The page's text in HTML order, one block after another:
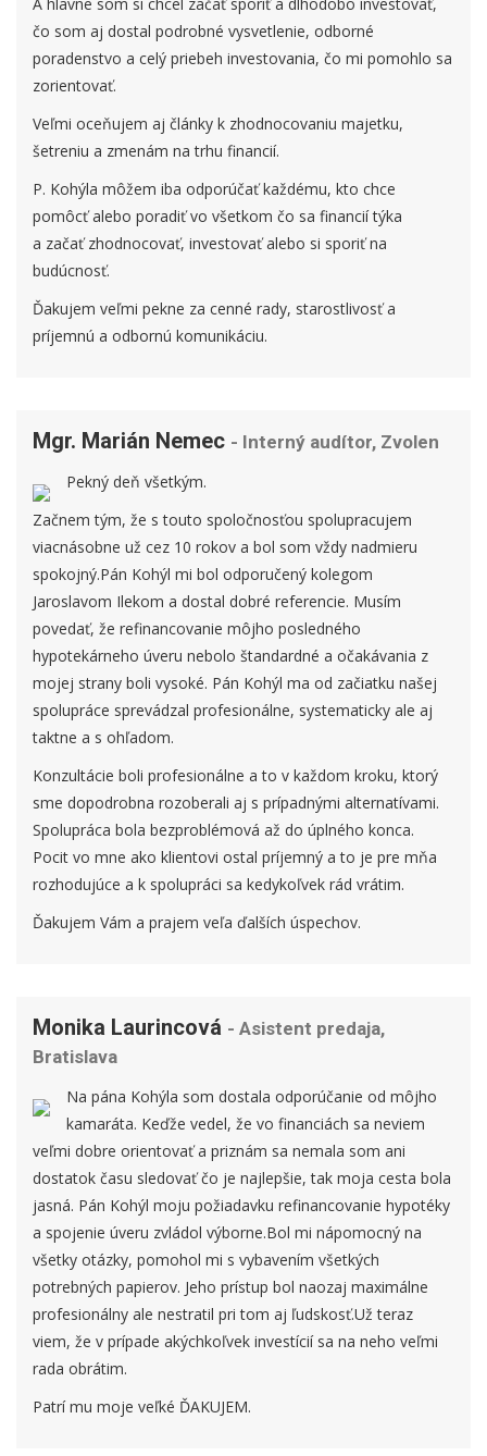
čo som aj dostal podrobné vysvetlenie, odborné
poradenstvo a celý priebeh investovania, čo mi pomohlo sa
zorientovať.
Veľmi oceňujem aj články k zhodnocovaniu majetku,
šetreniu a zmenám na trhu financií.
P. Kohýla môžem iba odporúčať každému, kto chce
pomôcť alebo poradiť vo všetkom čo sa financií týka
a začať zhodnocovať, investovať alebo si sporiť na
budúcnosť.
Ďakujem veľmi pekne za cenné rady, starostlivosť a
príjemnú a odbornú komunikáciu.
Mgr. Marián Nemec - Interný audítor, Zvolen
Pekný deň všetkým.
Začnem tým, že s touto spoločnosťou spolupracujem
viacnásobne už cez 10 rokov a bol som vždy nadmieru
spokojný.Pán Kohýl mi bol odporučený kolegom
Jaroslavom Ilekom a dostal dobré referencie. Musím
povedať, že refinancovanie môjho posledného
hypotekárneho úveru nebolo štandardné a očakávania z
mojej strany boli vysoké. Pán Kohýl ma od začiatku našej
spolupráce sprevádzal profesionálne, systematicky ale aj
taktne a s ohľadom.
Konzultácie boli profesionálne a to v každom kroku, ktorý
sme dopodrobna rozoberali aj s prípadnými alternatívami.
Spolupráca bola bezproblémová až do úplného konca.
Pocit vo mne ako klientovi ostal príjemný a to je pre mňa
rozhodujúce a k spolupráci sa kedykoľvek rád vrátim.
Ďakujem Vám a prajem veľa ďalších úspechov.
Monika Laurincová - Asistent predaja,
Bratislava
Na pána Kohýla som dostala odporúčanie od môjho
kamaráta. Keďže vedel, že vo financiách sa neviem
veľmi dobre orientovať a priznám sa nemala som ani
dostatok času sledovať čo je najlepšie, tak moja cesta bola
jasná. Pán Kohýl moju požiadavku refinancovanie hypotéky
a spojenie úveru zvládol výborne.Bol mi nápomocný na
všetky otázky, pomohol mi s vybavením všetkých
potrebných papierov. Jeho prístup bol naozaj maximálne
profesionálny ale nestratil pri tom aj ľudskosť.Už teraz
viem, že v prípade akýchkoľvek investícií sa na neho veľmi
rada obrátim.
Patrí mu moje veľké ĎAKUJEM.